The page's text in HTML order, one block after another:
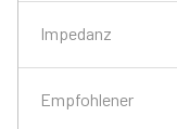
Impedanz
Empfohlener